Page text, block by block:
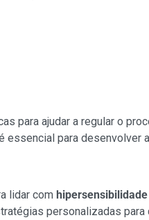
para ajudar a regular o
para desenvolver
lidar com
personalizadas para